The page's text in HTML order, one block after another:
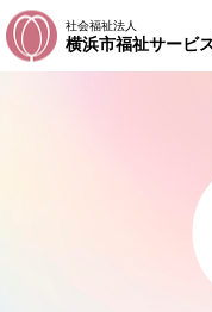
社会福祉法人
横浜市福祉サービ